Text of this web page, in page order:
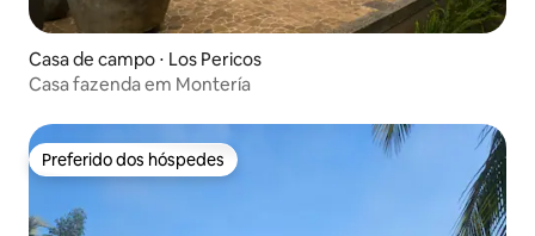
Casa de campo ⋅ Los Pericos
Casa fazenda em Montería
Preferido dos hóspedes
Preferido dos hóspedes